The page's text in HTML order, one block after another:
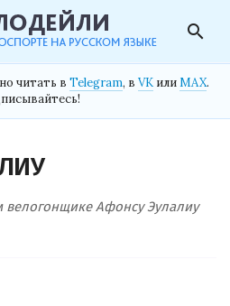
search
читать в Telegram, в VK илиMAX.
велогонщике Афонсу Эулалиу